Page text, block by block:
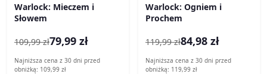
Warlock: Mieczem i
Słowem
109,99 zł79,99 zł
Najniższa cena z 30 dni przed
obniżką: 109,99 zł
Warlock: Ogniem i
Prochem
119,99 zł84,98 zł
Najniższa cena z 30 dni przed
obniżką: 119,99 zł